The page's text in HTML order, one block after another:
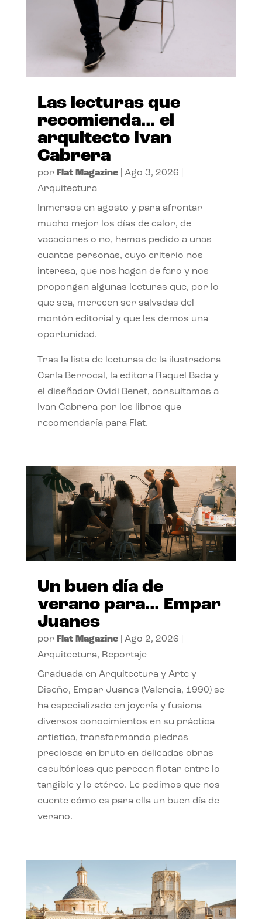
Las lecturas que
recomienda… el
arquitecto Ivan
Cabrera
por Flat Magazine| Ago 3, 2026
Arquitectura
Inmersos en agosto y para afrontar
mucho mejor los días de calor, de
vacaciones o no, hemos pedido a unas
cuantas personas, cuyo criterio nos
interesa, que nos hagan de faro y nos
propongan algunas lecturas que, por lo
que sea, merecen ser salvadas del
montón editorial y que les demos una
oportunidad.
Tras la lista de lecturas de la ilustradora
Carla Berrocal, la editora Raquel Bada y
el diseñador Ovidi Benet, consultamos a
Ivan Cabrera por los libros que
recomendaría para Flat.
Un buen día de
verano para… Empar
Juanes
por Flat Magazine| Ago 2, 2026
Arquitectura, Reportaje
Graduada en Arquitectura y Arte y
Diseño, Empar Juanes (Valencia, 1990) se
ha especializado en joyería y fusiona
diversos conocimientos en su práctica
artística, transformando piedras
preciosas en bruto en delicadas obras
escultóricas que parecen flotar entre lo
tangible y lo etéreo. Le pedimos que nos
cuente cómo es para ella un buen día de
verano.